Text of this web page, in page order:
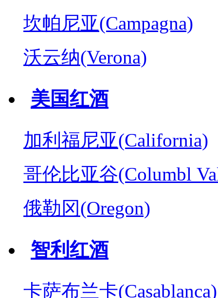
坎帕尼亚(Campagna)
沃云纳(Verona)
美国红酒
加利福尼亚(California)
哥伦比亚谷(Columbl
俄勒冈(Oregon)
智利红酒
卡萨布兰卡(Casablanca)